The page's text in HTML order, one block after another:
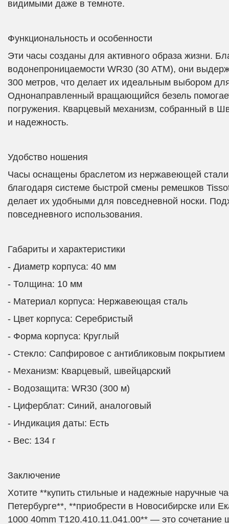
видимыми даже в темноте.
Функциональность и особенности
Эти часы созданы для активного образа жизни.
водонепроницаемости WR30 (30 АТМ), они
300 метров, что делает их идеальным выбором
Однонаправленный вращающийся безель
погружения. Кварцевый механизм, собранный в
и надежность.
Удобство ношения
Часы оснащены браслетом из нержавеющей
благодаря системе быстрой смены ремешков
делает их удобными для повседневной носки.
повседневного использования.
Габариты и характеристики
- Диаметр корпуса: 40 мм
- Толщина: 10 мм
- Материал корпуса: Нержавеющая сталь
- Цвет корпуса: Серебристый
- Форма корпуса: Круглый
- Стекло: Сапфировое с антибликовым
- Механизм: Кварцевый, швейцарский
- Водозащита: WR30 (300 м)
- Циферблат: Синий, аналоговый
- Индикация даты: Есть
- Вес: 134 г
Заключение
Хотите **купить стильные и надежные наручные
Петербурге**, **приобрести в Новосибирске или
1000 40mm T120.410.11.041.00** — это сочетание